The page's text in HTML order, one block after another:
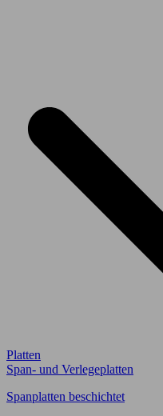
Platten
Span- und Verlegeplatten
Spanplatten beschichtet